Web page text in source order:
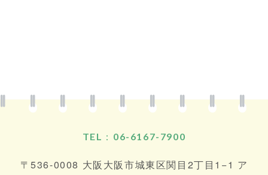
TEL：06-6167-7900
〒536-0008 大阪大阪市城東区関目2丁目1−1 ア